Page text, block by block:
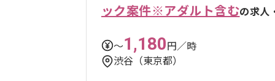
ック案件※アダルト含むの求人
〜1,180円／時
渋谷（東京都）